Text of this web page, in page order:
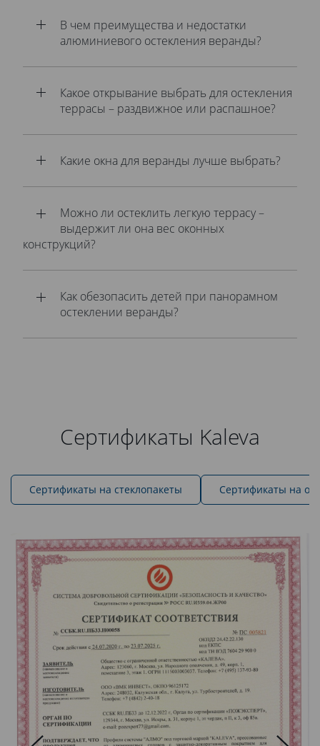
В чем преимущества и недостатки
алюминиевого остекления веранды?
Какое открывание выбрать для остекления
террасы – раздвижное или распашное?
Какие окна для веранды лучше выбрать?
Можно ли остеклить легкую террасу –
выдержит ли она вес оконных
конструкций?
Как обезопасить детей при панорамном
остеклении веранды?
Сертификаты Kaleva
Cертификаты на стеклопакеты Сертификаты на